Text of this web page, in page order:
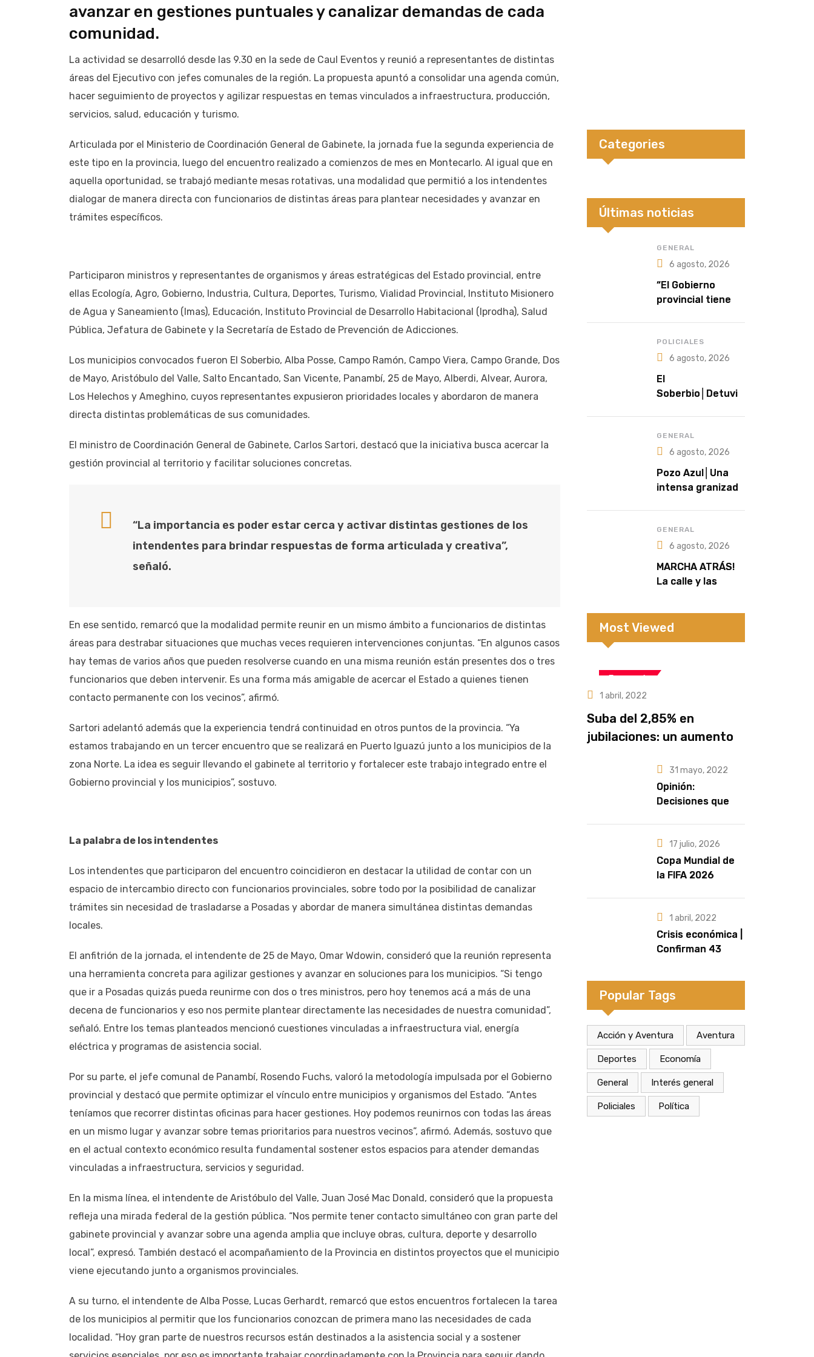
avanzar en gestiones puntuales y canalizar demandas de cada
comunidad.
La actividad se desarrolló desde las 9.30 en la sede de Caul Eventos y reunió a representantes de distintas
áreas del Ejecutivo con jefes comunales de la región. La propuesta apuntó a consolidar una agenda común,
hacer seguimiento de proyectos y agilizar respuestas en temas vinculados a infraestructura, producción,
servicios, salud, educación y turismo.
Articulada por el Ministerio de Coordinación General de Gabinete, la jornada fue la segunda experiencia de
este tipo en la provincia, luego del encuentro realizado a comienzos de mes en Montecarlo. Al igual que en
aquella oportunidad, se trabajó mediante mesas rotativas, una modalidad que permitió a los intendentes
dialogar de manera directa con funcionarios de distintas áreas para plantear necesidades y avanzar en
trámites específicos.
Participaron ministros y representantes de organismos y áreas estratégicas del Estado provincial, entre
ellas Ecología, Agro, Gobierno, Industria, Cultura, Deportes, Turismo, Vialidad Provincial, Instituto Misionero
de Agua y Saneamiento (Imas), Educación, Instituto Provincial de Desarrollo Habitacional (Iprodha), Salud
Pública, Jefatura de Gabinete y la Secretaría de Estado de Prevención de Adicciones.
Los municipios convocados fueron El Soberbio, Alba Posse, Campo Ramón, Campo Viera, Campo Grande, Dos
de Mayo, Aristóbulo del Valle, Salto Encantado, San Vicente, Panambí, 25 de Mayo, Alberdi, Alvear, Aurora,
Los Helechos y Ameghino, cuyos representantes expusieron prioridades locales y abordaron de manera
directa distintas problemáticas de sus comunidades.
El ministro de Coordinación General de Gabinete, Carlos Sartori, destacó que la iniciativa busca acercar la
gestión provincial al territorio y facilitar soluciones concretas.
“La importancia es poder estar cerca y activar distintas gestiones de los
intendentes para brindar respuestas de forma articulada y creativa”,
señaló.
En ese sentido, remarcó que la modalidad permite reunir en un mismo ámbito a funcionarios de distintas
áreas para destrabar situaciones que muchas veces requieren intervenciones conjuntas. “En algunos casos
hay temas de varios años que pueden resolverse cuando en una misma reunión están presentes dos o tres
funcionarios que deben intervenir. Es una forma más amigable de acercar el Estado a quienes tienen
contacto permanente con los vecinos”, afirmó.
Sartori adelantó además que la experiencia tendrá continuidad en otros puntos de la provincia. “Ya
estamos trabajando en un tercer encuentro que se realizará en Puerto Iguazú junto a los municipios de la
zona Norte. La idea es seguir llevando el gabinete al territorio y fortalecer este trabajo integrado entre el
Gobierno provincial y los municipios”, sostuvo.
La palabra de los intendentes
Los intendentes que participaron del encuentro coincidieron en destacar la utilidad de contar con un
espacio de intercambio directo con funcionarios provinciales, sobre todo por la posibilidad de canalizar
trámites sin necesidad de trasladarse a Posadas y abordar de manera simultánea distintas demandas
locales.
El anfitrión de la jornada, el intendente de 25 de Mayo, Omar Wdowin, consideró que la reunión representa
una herramienta concreta para agilizar gestiones y avanzar en soluciones para los municipios. “Si tengo
que ir a Posadas quizás pueda reunirme con dos o tres ministros, pero hoy tenemos acá a más de una
decena de funcionarios y eso nos permite plantear directamente las necesidades de nuestra comunidad”,
señaló. Entre los temas planteados mencionó cuestiones vinculadas a infraestructura vial, energía
eléctrica y programas de asistencia social.
Por su parte, el jefe comunal de Panambí, Rosendo Fuchs, valoró la metodología impulsada por el Gobierno
provincial y destacó que permite optimizar el vínculo entre municipios y organismos del Estado. “Antes
teníamos que recorrer distintas oficinas para hacer gestiones. Hoy podemos reunirnos con todas las áreas
en un mismo lugar y avanzar sobre temas prioritarios para nuestros vecinos”, afirmó. Además, sostuvo que
en el actual contexto económico resulta fundamental sostener estos espacios para atender demandas
vinculadas a infraestructura, servicios y seguridad.
En la misma línea, el intendente de Aristóbulo del Valle, Juan José Mac Donald, consideró que la propuesta
refleja una mirada federal de la gestión pública. “Nos permite tener contacto simultáneo con gran parte del
gabinete provincial y avanzar sobre una agenda amplia que incluye obras, cultura, deporte y desarrollo
local”, expresó. También destacó el acompañamiento de la Provincia en distintos proyectos que el municipio
viene ejecutando junto a organismos provinciales.
A su turno, el intendente de Alba Posse, Lucas Gerhardt, remarcó que estos encuentros fortalecen la tarea
de los municipios al permitir que los funcionarios conozcan de primera mano las necesidades de cada
localidad. “Hoy gran parte de nuestros recursos están destinados a la asistencia social y a sostener
Categories
Últimas noticias
GENERAL
6 agosto, 2026
“El Gobierno
provincial tiene a
prioritaria”
POLICIALES
6 agosto, 2026
El
Soberbio│Detuvie
de intentar
abusar de una
niña en El
Soberbio
GENERAL
6 agosto, 2026
Pozo Azul│Una
intensa granizada
cubrió de blanco
sectores de la
zona rural
GENERAL
6 agosto, 2026
MARCHA ATRÁS!
La calle y las
extranjerización
de tierras
Most Viewed
Economía
1 abril, 2022
Suba del 2,85% en
jubilaciones: un aumento
pérdida del poder31 mayo, 2022
Opinión:
Decisiones que
Fernando
Retamozo
17 julio, 2026
Copa Mundial de
la FIFA 2026
quién sería la
artista que cante
el Himno Nacional
1 abril, 2022
Crisis económica |
Confirman 43
fábrica de
calzados Dass de
Eldorado
Popular Tags
Acción y Aventura Aventura
Deportes Economía
General Interés general
Policiales Política